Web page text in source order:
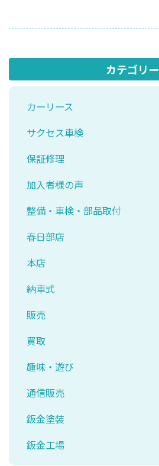
カテゴリー
カーリース
サクセス車検
保証修理
加入者様の声
整備・車検・部品取付
春日部店
本店
納車式
販売
買取
趣味・遊び
通信販売
鈑金塗装
鈑金工場